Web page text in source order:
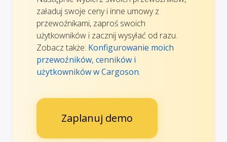
załaduj swoje ceny i inne umowy z
przewoźnikami, zaproś swoich
użytkowników i zacznij wysyłać od razu.
Zobacz także: Konfigurowanie moich
przewoźników, cenników i
użytkowników w Cargoson.
Zaplanuj demo